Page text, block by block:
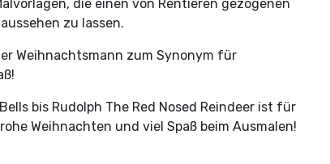
die einen von Rentieren gezogenen
zu lassen.
Weihnachtsmann zum Synonym für
bis Rudolph The Red Nosed Reindeer ist für
Weihnachten und viel Spaß beim Ausmalen!